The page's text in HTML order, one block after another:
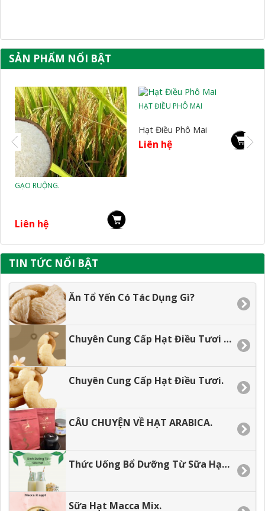
SẢN PHẨM NỔI BẬT
HẠT ĐIỀU PHÔ MAI
Hạt Điều Phô Mai
Liên hệ
HẠT ĐIỀU TỎI ỚT
Hạt Điều Tỏi Ớt
Liên hệ
TIN TỨC NỔI BẬT
Ăn Tổ Yến Có Tác Dụng Gì?
Chuyên Cung Cấp Hạt Điều Tươi Gía Tận Xưởng.
Chuyên Cung Cấp Hạt Điều Tươi.
CÂU CHUYỆN VỀ HẠT ARABICA.
Thức Uống Bổ Dưỡng Từ Sữa Hạt Dành Cho Các Bé.
Sữa Hạt Macca Mix.